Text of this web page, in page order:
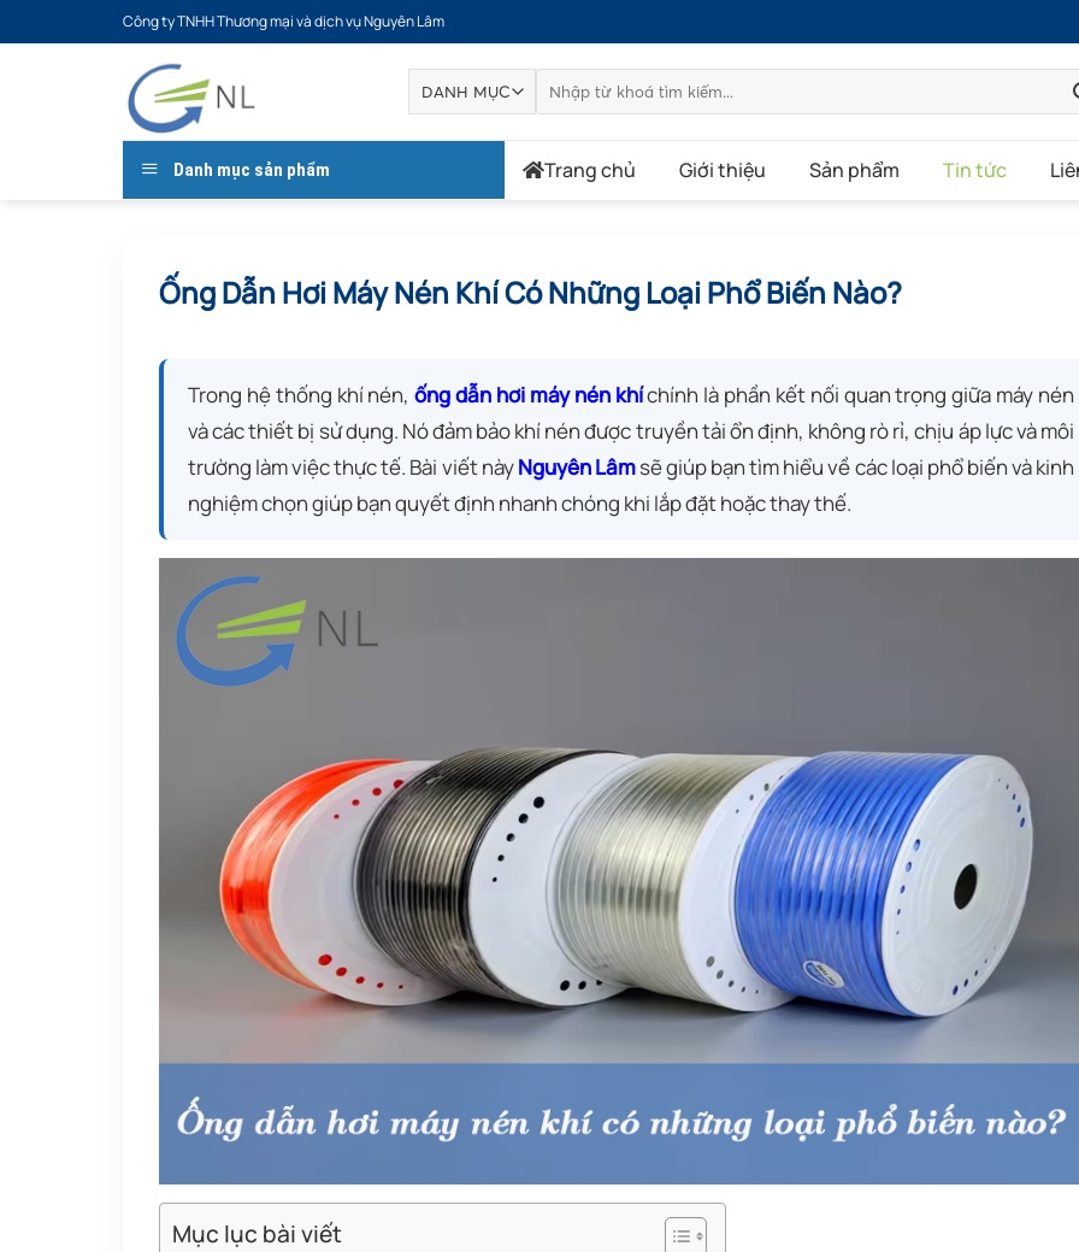
qua
Công ty TNHH Thương mại và dịch vụ Nguyên Lâm
kiếm:
Danh mục sản phẩm Trang chủ Giới thiệu Sản phẩm Tin tức
Ống Dẫn Hơi Máy Nén Khí Có Những Loại Phổ Biến Nào?
Trong hệ thống khí nén,ống dẫn hơi máy nén khíchính là phần kết nối quan trọng giữa máy nén
và các thiết bị sử dụng. Nó đảm bảo khí nén được truyền tải ổn định, không rò rỉ, chịu áp lực và môi
trường làm việc thực tế. Bài viết nàyNguyên Lâmsẽ giúp bạn tìm hiểu về các loại phổ biến và kinh
nghiệm chọn giúp bạn quyết định nhanh chóng khi lắp đặt hoặc thay thế.
Mục lục bài viết